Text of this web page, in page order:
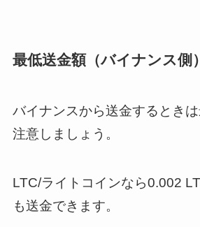
最低送金額（バイナンス側
バイナンスから送金するとき
注意しましょう。
LTC/ライトコインなら0.002
も送金できます。